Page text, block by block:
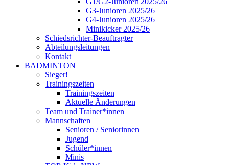
G3-Junioren 2025/26
G4-Junioren 2025/26
Minikicker 2025/26
Schiedsrichter-Beauftragter
Abteilungsleitungen
Kontakt
BADMINTON
Sieger!
Trainingszeiten
Trainingszeiten
Aktuelle Änderungen
Team und Trainer*innen
Mannschaften
Senioren / Seniorinnen
Jugend
Schüler*innen
Minis